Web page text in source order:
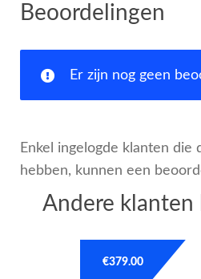
Beoordelingen
Er zijn nog geen
Enkel ingelogde klanten die
hebben, kunnen een
Andere klanten
€379.00